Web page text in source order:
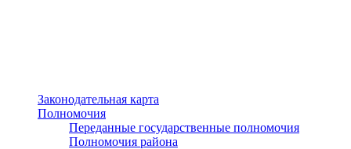
Законодательная карта
Полномочия
Переданные государственные полномочия
Полномочия района